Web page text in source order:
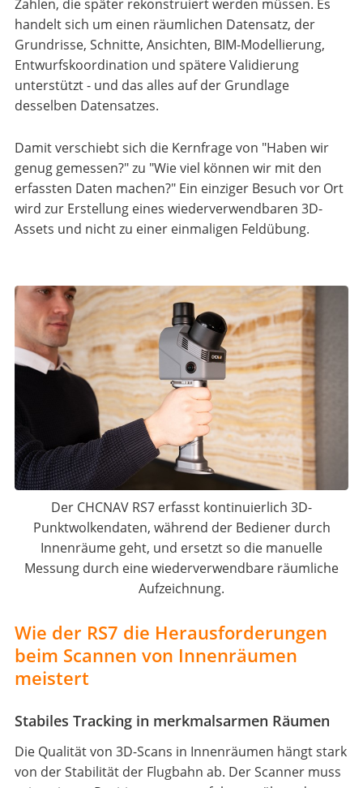
Zahlen, die später rekonstruiert werden müssen. Es
handelt sich um einen räumlichen Datensatz, der
Grundrisse, Schnitte, Ansichten, BIM-Modellierung,
Entwurfskoordination und spätere Validierung
unterstützt - und das alles auf der Grundlage
desselben Datensatzes.
Damit verschiebt sich die Kernfrage von "Haben wir
genug gemessen?" zu "Wie viel können wir mit den
erfassten Daten machen?" Ein einziger Besuch vor Ort
wird zur Erstellung eines wiederverwendbaren 3D-
Assets und nicht zu einer einmaligen Feldübung.
Der CHCNAV RS7 erfasst kontinuierlich 3D-
Punktwolkendaten, während der Bediener durch
Innenräume geht, und ersetzt so die manuelle
Messung durch eine wiederverwendbare räumliche
Aufzeichnung.
Wie der RS7 die Herausforderungen
beim Scannen von Innenräumen
meistert
Stabiles Tracking in merkmalsarmen Räumen
Die Qualität von 3D-Scans in Innenräumen hängt stark
von der Stabilität der Flugbahn ab. Der Scanner muss